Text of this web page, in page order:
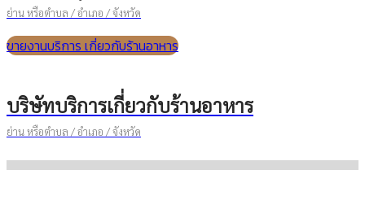
ย่าน หรือตำบล / อำเภอ / จังหวัด
ขายงานบริการ เกี่ยวกับร้านอาหาร
บริษัทบริการเกี่ยวกับร้านอาหาร
ย่าน หรือตำบล / อำเภอ / จังหวัด